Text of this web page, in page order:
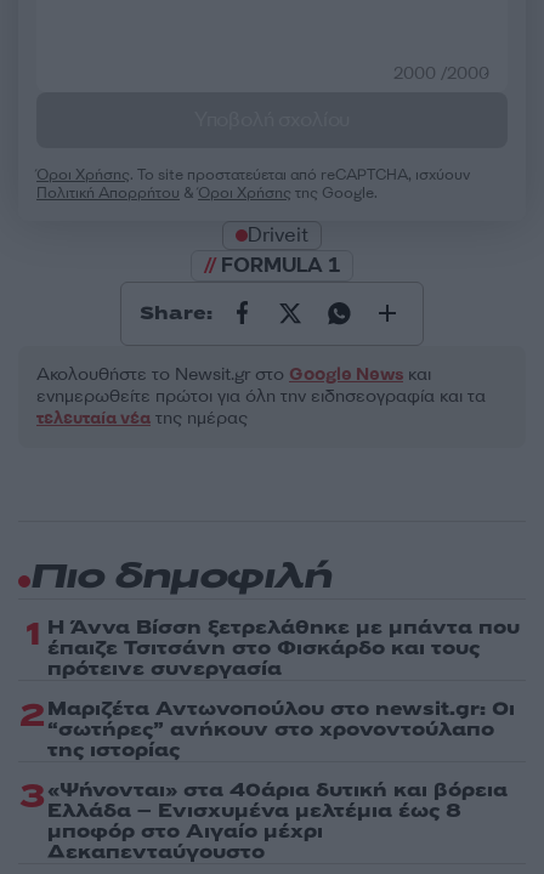
2000 /2000
Όροι Χρήσης. Το site προστατεύεται από reCAPTCHA, ισχύουν
Πολιτική Απορρήτου &Όροι Χρήσης της Google.
Driveit
FORMULA 1
Share:
Ακολουθήστε το Νewsit.gr στο Google News και
ενημερωθείτε πρώτοι για όλη την ειδησεογραφία και τα
τελευταία νέα της ημέρας
Πιο δημοφιλή
1 Η Άννα Βίσση ξετρελάθηκε με μπάντα που
έπαιζε Τσιτσάνη στο Φισκάρδο και τους
πρότεινε συνεργασία
2Μαριζέτα Αντωνοπούλου στο newsit.gr: Οι
“σωτήρες” ανήκουν στο χρονοντούλαπο
της ιστορίας
3«Ψήνονται» στα 40άρια δυτική και βόρεια
Ελλάδα – Ενισχυμένα μελτέμια έως 8
μποφόρ στο Αιγαίο μέχρι
Δεκαπενταύγουστο